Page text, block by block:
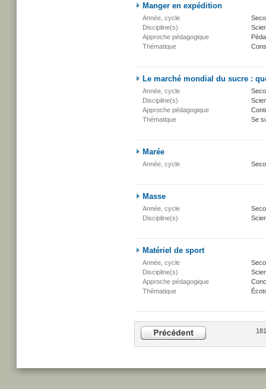
Manger en expédition
Année, cycle
Discipline(s)
Approche pédagogique
Thématique
Le marché mondial du sucre :
Année, cycle
Discipline(s)
Approche pédagogique
Thématique
Se
Marée
Année, cycle
Masse
Année, cycle
Discipline(s)
Matériel de sport
Année, cycle
Discipline(s)
Approche pédagogique
Thématique